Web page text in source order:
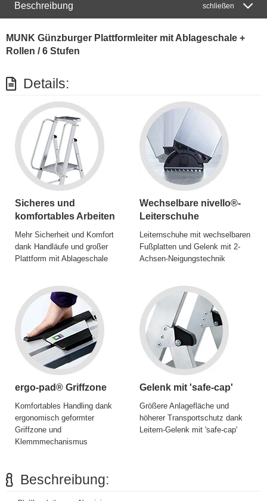
Beschreibung schließen
MUNK Günzburger Plattformleiter mit Ablageschale +
Rollen / 6 Stufen
Details:
Sicheres und
komfortables Arbeiten
Mehr Sicherheit und Komfort
dank Handläufe und großer
Plattform mit Ablageschale
Wechselbare nivello®-
Leiterschuhe
Leiternschuhe mit wechselbaren
Fußplatten und Gelenk mit 2-
Achsen-Neigungstechnik
ergo-pad® Griffzone
Komfortables Handling dank
ergonomisch geformter
Griffzone und
Klemmmechanismus
Gelenk mit 'safe-cap'
Größere Anlagefläche und
höherer Transportschutz dank
Leitern-Gelenk mit 'safe-cap'
Beschreibung: